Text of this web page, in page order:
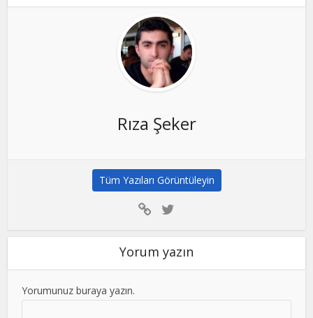
Rıza Şeker
Tüm Yazıları Görüntüleyin
Yorum yazın
Yorumunuz buraya yazın.